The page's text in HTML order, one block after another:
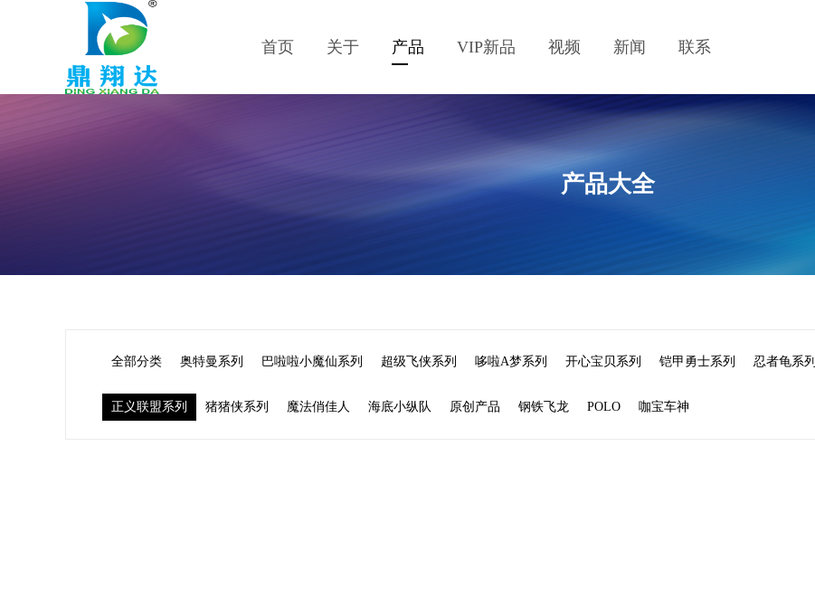
首页 关于 产品 VIP新品 视频 新闻 联系
产品大全
全部分类 奥特曼系列 巴啦啦小魔仙系列 超级飞侠系列 哆啦A梦系列 开心宝贝系列 铠甲勇士系列 忍者龟系列
正义联盟系列 猪猪侠系列 魔法俏佳人 海底小纵队 原创产品 钢铁飞龙 POLO 咖宝车神